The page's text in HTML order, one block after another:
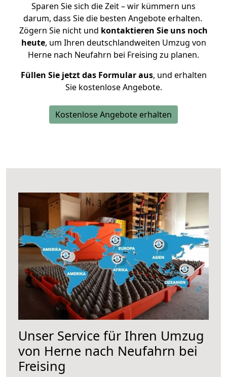
Sparen Sie sich die Zeit – wir kümmern uns
darum, dass Sie die besten Angebote erhalten.
Zögern Sie nicht und kontaktieren Sie uns noch
heute, um Ihren deutschlandweiten Umzug von
Herne nach Neufahrn bei Freising zu planen.
Füllen Sie jetzt das Formular aus, und erhalten
Sie kostenlose Angebote.
Kostenlose Angebote erhalten
Unser Service für Ihren Umzug
von Herne nach Neufahrn bei
Freising